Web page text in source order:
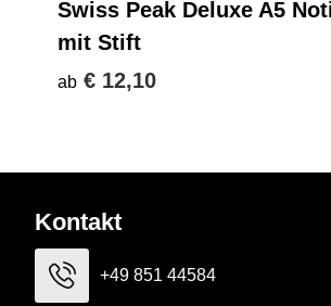
Swiss Peak Deluxe A5
mit Stift
ab € 12,10
Kontakt
+49 851 44584